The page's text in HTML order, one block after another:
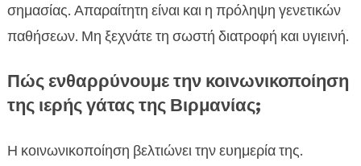
σημασίας. Απαραίτητη είναι και η πρόληψη γενετικών
παθήσεων. Μη ξεχνάτε τη σωστή διατροφή και υγιεινή.
Πώς ενθαρρύνουμε την κοινωνικοποίηση
της ιερής γάτας της Βιρμανίας;
Η κοινωνικοποίηση βελτιώνει την ευημερία της.